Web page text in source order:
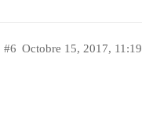
Octobre 15, 2017, 11:19
#6